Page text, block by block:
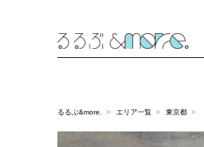
るるぶ&more. エリア一覧 東京都